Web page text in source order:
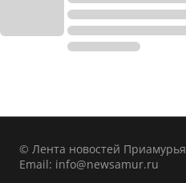
© Лента новостей Приамурья
Email: info@newsamur.ru